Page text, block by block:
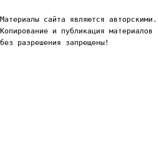
Материалы сайта являются авторскими.
Копирование и публикация материалов
без разрешения запрещены!